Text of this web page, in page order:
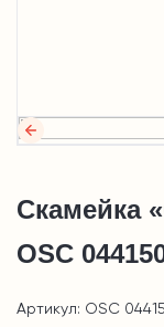
Скамейка
OSC
Артикул: OSC